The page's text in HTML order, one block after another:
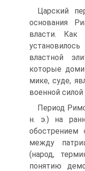
Царский
основания
власти.
властной
которые
мике, суде,
военной силой
Период
н. э.) на
между
(народ,
понятию